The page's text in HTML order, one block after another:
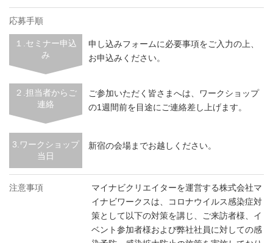
応募手順
１.セミナー申込
み
申し込みフォームに必要事項をご入力の上、
お申込みください。
２.担当者からご
連絡
ご参加いただく皆さまへは、ワークショップ
の1週間前を目途にご連絡差し上げます。
3.ワークショップ
当日
新宿の会場までお越しください。
注意事項
マイナビクリエイターを運営する株式会社マ
イナビワークスは、コロナウイルス感染症対
策として以下の対策を講じ、ご来訪者様、イ
ベント参加者様および弊社社員に対しての感